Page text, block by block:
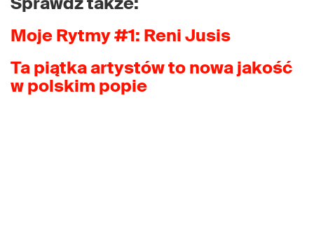
Moje Rytmy #1: Reni Jusis
Ta piątka artystów to nowa jakość
w polskim popie